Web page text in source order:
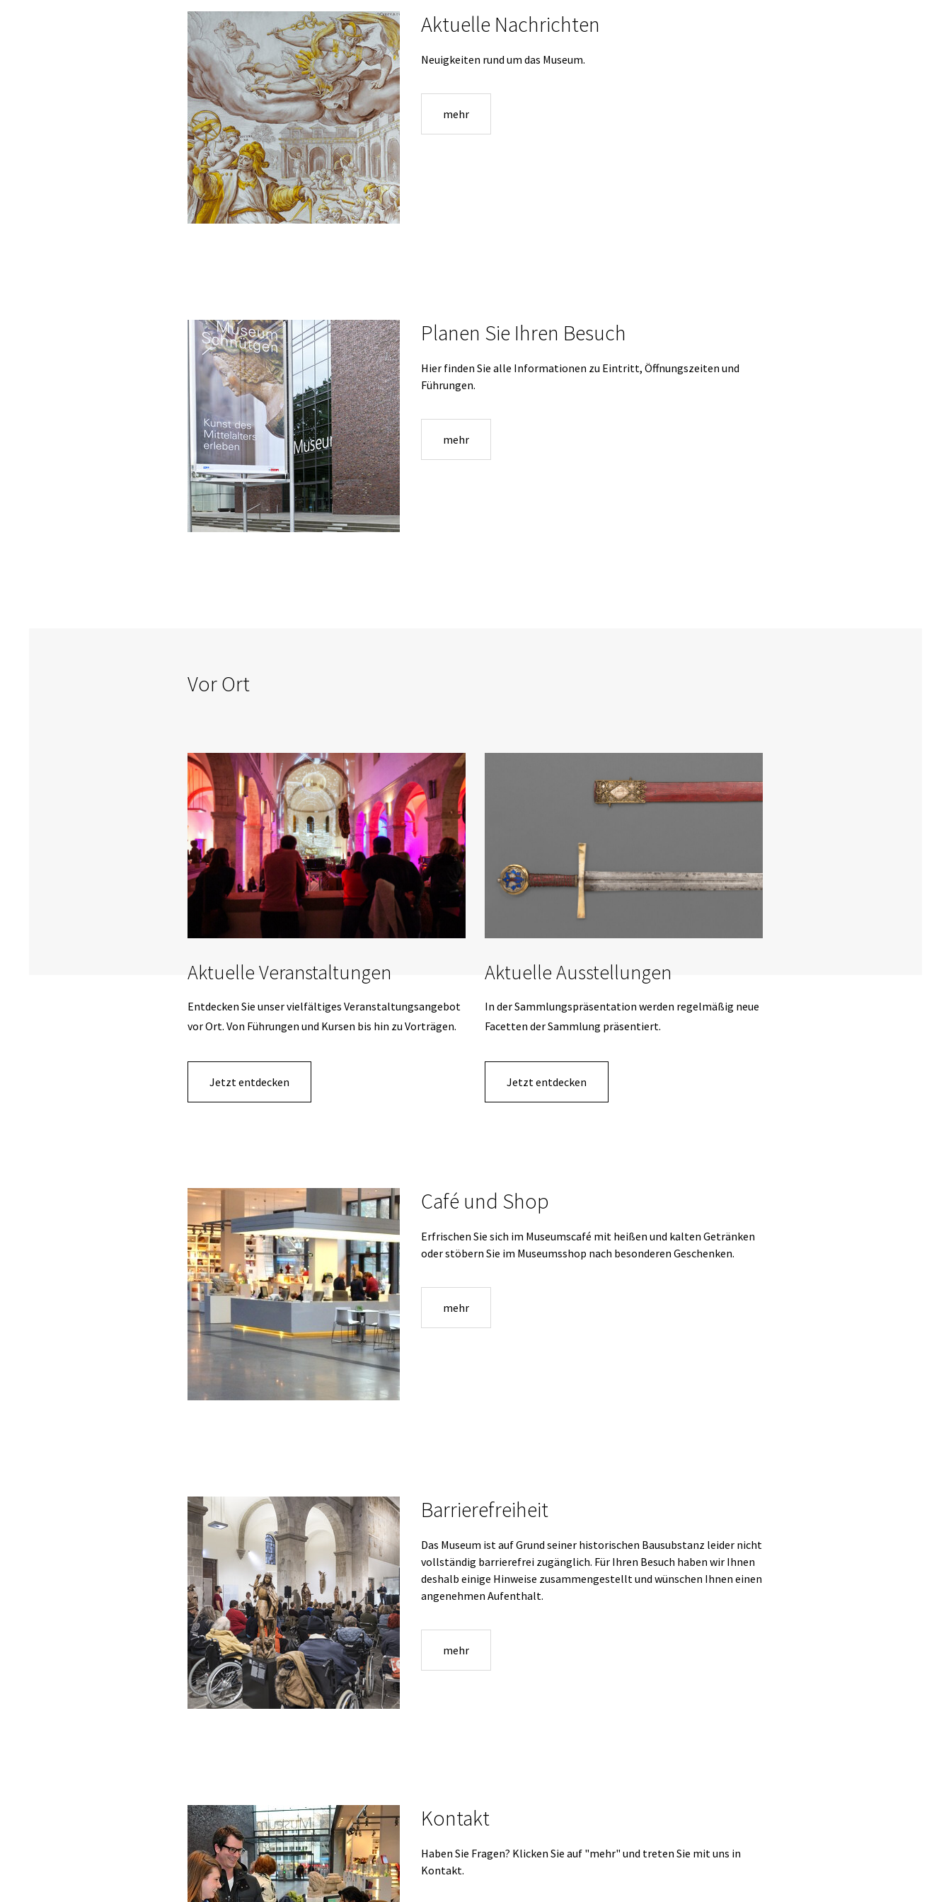
Aktuelle Nachrichten
Neuigkeiten rund um das Museum.
mehr
Planen Sie Ihren Besuch
Hier finden Sie alle Informationen zu Eintritt, Öffnungszeiten und
Führungen.
mehr
Vor Ort
Aktuelle Veranstaltungen
Entdecken Sie unser vielfältiges Veranstaltungsangebot
vor Ort. Von Führungen und Kursen bis hin zu Vorträgen.
Jetzt entdecken
Aktuelle Ausstellungen
In der Sammlungspräsentation werden regelmäßig neue
Facetten der Sammlung präsentiert.
Jetzt entdecken
Café und Shop
Erfrischen Sie sich im Museumscafé mit heißen und kalten Getränken
oder stöbern Sie im Museumsshop nach besonderen Geschenken.
mehr
Barrierefreiheit
Das Museum ist auf Grund seiner historischen Bausubstanz leider nicht
vollständig barrierefrei zugänglich. Für Ihren Besuch haben wir Ihnen
deshalb einige Hinweise zusammengestellt und wünschen Ihnen einen
angenehmen Aufenthalt.
mehr
Kontakt
Haben Sie Fragen? Klicken Sie auf "mehr" und treten Sie mit uns in
Kontakt.